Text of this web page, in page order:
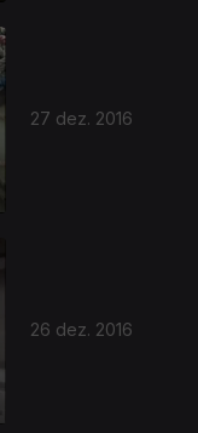
27 dez. 2016
26 dez. 2016